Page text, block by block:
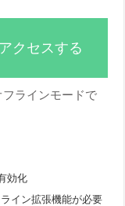
クセスする
ラインモードで
効化
イン拡張機能が必要